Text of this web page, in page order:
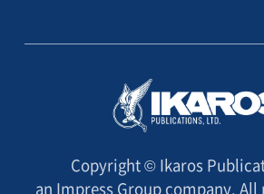
Copyright © Ikaros
an Impress Group company. All